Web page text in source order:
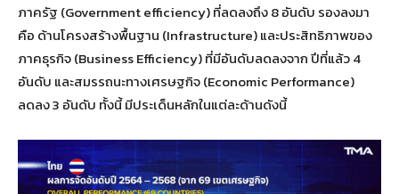
ภาครัฐ (Government efficiency) ที่ลดลงถึง 8 อันดับ รองลงมา
คือ ด้านโครงสร้างพื้นฐาน (Infrastructure) และประสิทธิภาพของ
ภาคธุรกิจ (Business Efficiency) ที่มีอันดับลดลงจาก ปีที่แล้ว 4
อันดับ และสมรรถนะทางเศรษฐกิจ (Economic Performance)
ลดลง 3 อันดับ ทั้งนี้ มีประเด็นหลักในแต่ละด้านดังนี้